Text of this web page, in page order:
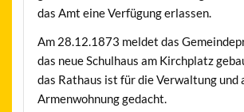
das Amt eine Verfügung erlassen.
Am 28.12.1873 meldet das
das neue Schulhaus am Kirchplatz
das Rathaus ist für die Verwaltung und
Armenwohnung gedacht.